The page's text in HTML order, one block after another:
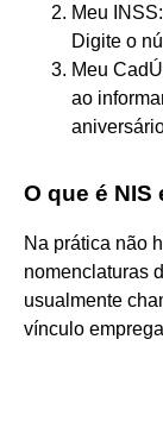
Meu
Digite o
Meu
ao
O que é NIS
Na prática não
nomenclaturas
usualmente
vínculo